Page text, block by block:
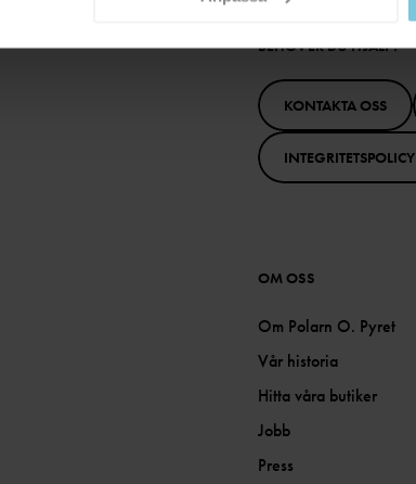
BEHÖVER DU HJÄLP?
KONTAKTA OSS
INTEGRITETSPOLICY
OM OSS
Om Polarn O. Pyret
Vår historia
Hitta våra butiker
Jobb
Press